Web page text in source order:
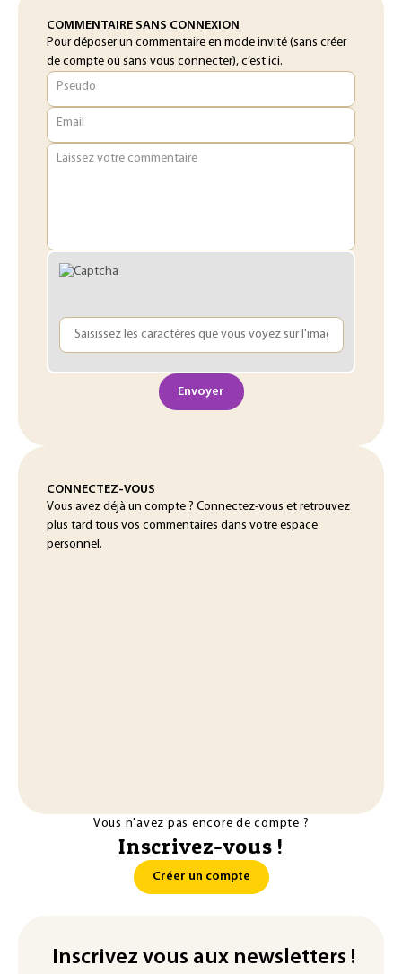
COMMENTAIRE SANS CONNEXION
Pour déposer un commentaire en mode invité (sans créer
de compte ou sans vous connecter), c’est ici.
Pseudo
Email
Laissez votre commentaire
Envoyer
CONNECTEZ-VOUS
Vous avez déjà un compte ? Connectez-vous et retrouvez
plus tard tous vos commentaires dans votre espace
personnel.
Vous n'avez pas encore de compte ?
Inscrivez-vous !
Créer un compte
Inscrivez vous aux newsletters !